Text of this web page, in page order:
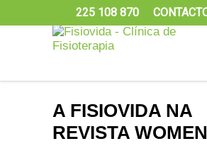
225 108 870
A FISIOVIDA NA
REVISTA